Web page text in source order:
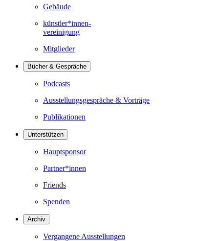
Gebäude
künstler*innen-
vereinigung
Mitglieder
Bücher & Gespräche
Podcasts
Ausstellungsgespräche & Vorträge
Publikationen
Unterstützen
Hauptsponsor
Partner*innen
Friends
Spenden
Archiv
Vergangene Ausstellungen